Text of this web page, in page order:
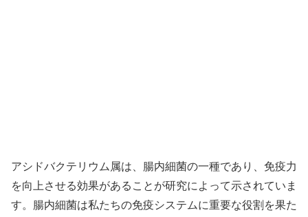
アシドバクテリウム属は、腸内細菌の一種であり、免疫力
を向上させる効果があることが研究によって示されていま
す。腸内細菌は私たちの免疫システムに重要な役割を果た